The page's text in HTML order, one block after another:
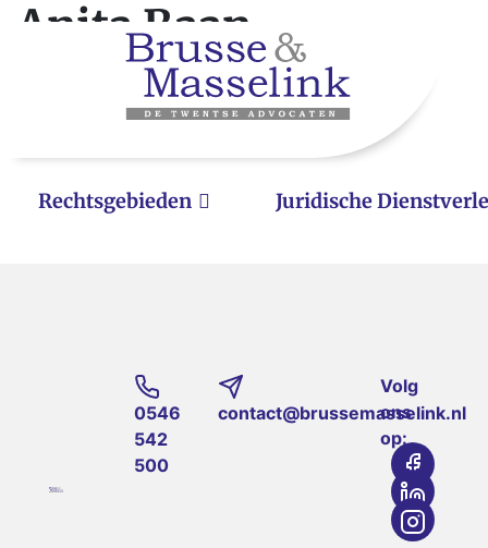
Rechtsgebieden Juridische
Anita Baan –
Twentse
Zakenvrouw
0546
542
500
contact@brussemasselink.nl
Volg
ons
op: